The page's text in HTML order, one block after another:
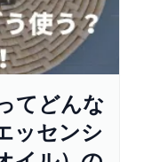
てどんな
ッセンシ